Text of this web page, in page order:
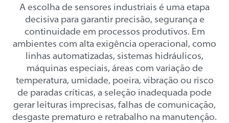
A escolha de sensores industriais é uma etapa
decisiva para garantir precisão, segurança e
continuidade em processos produtivos. Em
ambientes com alta exigência operacional, como
linhas automatizadas, sistemas hidráulicos,
máquinas especiais, áreas com variação de
temperatura, umidade, poeira, vibração ou risco
de paradas críticas, a seleção inadequada pode
gerar leituras imprecisas, falhas de comunicação,
desgaste prematuro e retrabalho na manutenção.